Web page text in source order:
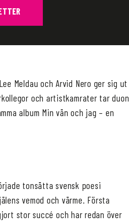
Meldau och Arvid Nero ger sig ut
och artistkamrater tar duon
album Min vän och jag – en
tonsätta svensk poesi
vemod och värme. Första
stor succé och har redan över